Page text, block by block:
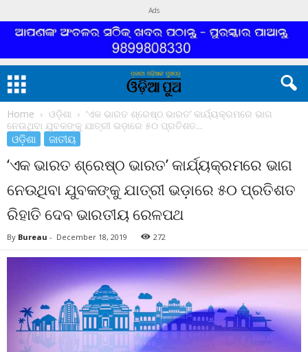
Ads
Home ଓଡ଼ିଶା
‘ଏକ ଭାରତ ଶ୍ରେଷ୍ଠ ଭାରତ’ କାର୍ଯ୍ୟକ୍ରମରେ ଭାଗ
ନେଉଥିବା ଯୁବକଙ୍କୁ ଯାତ୍ରୀ ଭଡ଼ାରେ ୫୦ ପ୍ରତିଶତ...
ଓଡ଼ିଶା ଜାତୀୟ
‘ଏକ ଭାରତ ଶ୍ରେଷ୍ଠ ଭାରତ’ କାର୍ଯ୍ୟକ୍ରମରେ ଭାଗ
ନେଉଥିବା ଯୁବକଙ୍କୁ ଯାତ୍ରୀ ଭଡ଼ାରେ ୫୦ ପ୍ରତିଶତ
ରିହାତି ଦେବ ଭାରତୀୟ ରେଳପଥ
By Bureau - December 18, 2019 272